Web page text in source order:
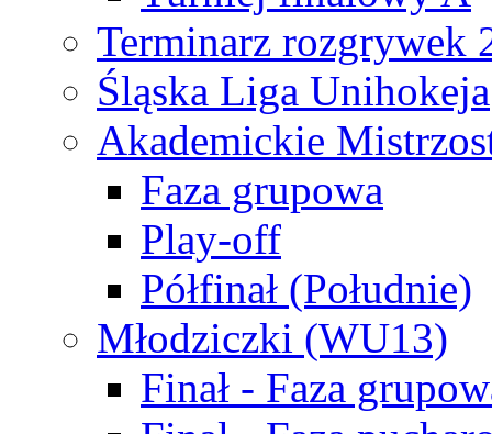
Terminarz rozgrywek
Śląska Liga Unihokeja
Akademickie
Faza grupowa
Play-off
Półfinał (Południe)
Młodziczki (WU13)
Finał - Faza